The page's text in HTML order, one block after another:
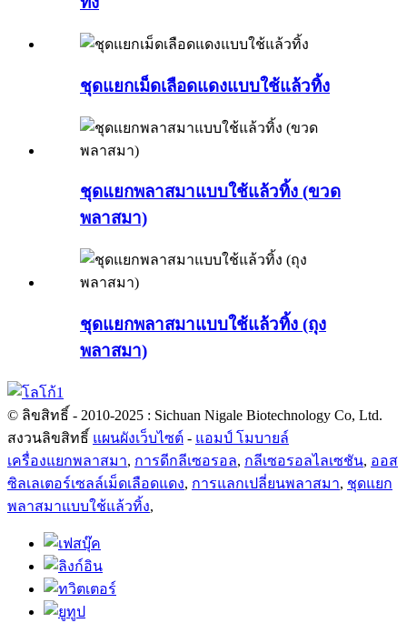
ชุดแยกเม็ดเลือดแดงแบบใช้แล้วทิ้ง
ชุดแยกพลาสมาแบบใช้แล้วทิ้ง (ขวด
พลาสมา)
ชุดแยกพลาสมาแบบใช้แล้วทิ้ง (ถุง
พลาสมา)
© ลิขสิทธิ์ - 2010-2025 : Sichuan Nigale Biotechnology Co, Ltd.
สงวนลิขสิทธิ์ แผนผังเว็บไซต์ - แอมป์ โมบายล์
เครื่องแยกพลาสมา, การดีกลีเซอรอล, กลีเซอรอลไลเซชัน, ออส
ซิลเลเตอร์เซลล์เม็ดเลือดแดง, การแลกเปลี่ยนพลาสมา, ชุดแยก
พลาสมาแบบใช้แล้วทิ้ง,